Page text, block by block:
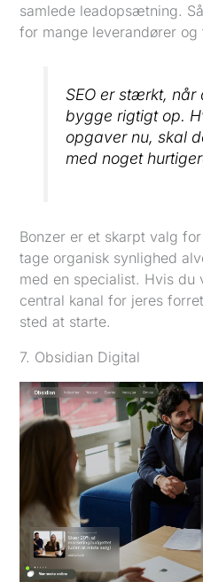
samlede leadopsætning.
for mange leverandører
SEO er stærkt, når
bygge rigtigt op.
opgaver nu, skal
med noget
Bonzer er et skarpt valg
tage organisk synlighed
med en specialist. Hvis du
central kanal for jeres
sted at starte.
7. Obsidian Digital